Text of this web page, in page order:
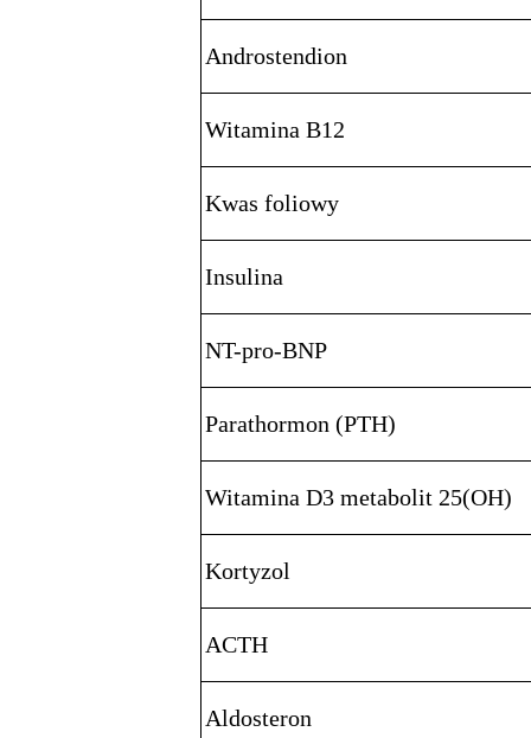
Androstendion
Witamina B12
Kwas foliowy
Insulina
NT-pro-BNP
Parathormon (PTH)
Witamina D3 metabolit 25(OH)
Kortyzol
ACTH
Aldosteron